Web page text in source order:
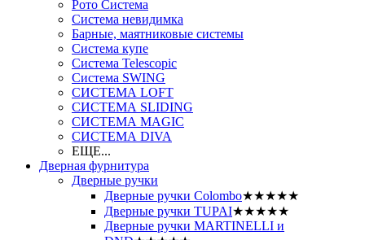
Рото Система
Система невидимка
Барные, маятниковые системы
Система купе
Система Telescopic
Система SWING
СИСТЕМА LOFT
СИСТЕМА SLIDING
СИСТЕМА MAGIC
СИСТЕМА DIVA
ЕЩЕ...
Дверная фурнитура
Дверные ручки
Дверные ручки Colombo★★★★★
Дверные ручки TUPAI★★★★★
Дверные ручки MARTINELLI и